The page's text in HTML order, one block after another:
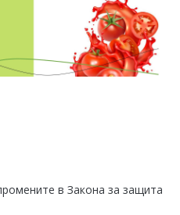
в Закона за защита